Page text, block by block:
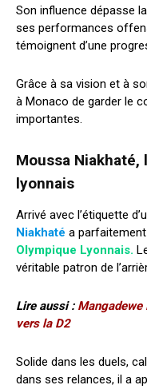
Son influence dépasse
ses performances
témoignent d’une
Grâce à sa vision et à
à Monaco de garder le
importantes.
Moussa
lyonnais
Arrivé avec l’étiquette
Niakhaté a
Olympique Lyonnais.
véritable patron de
Lire aussi : Mangadewe
vers la D2
Solide dans les duels,
dans ses relances, il a